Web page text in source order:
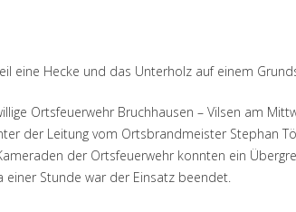
eine Hecke und das Unterholz auf einem
Ortsfeuerwehr Bruchhausen – Vilsen am
der Leitung vom Ortsbrandmeister Stephan
der Ortsfeuerwehr konnten ein
einer Stunde war der Einsatz beendet.